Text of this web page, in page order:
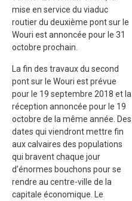
mise en service du viaduc
routier du deuxième pont sur le
Wouri est annoncée pour le 31
octobre prochain.
La fin des travaux du second
pont sur le Wouri est prévue
pour le 19 septembre 2018 et la
réception annoncée pour le 19
octobre de la même année. Des
dates qui viendront mettre fin
aux calvaires des populations
qui bravent chaque jour
d’énormes bouchons pour se
rendre au centre-ville de la
capitale économique. Le